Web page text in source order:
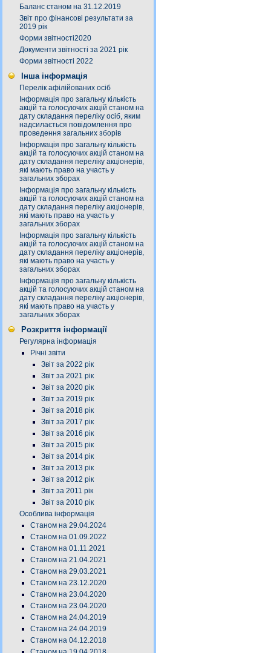
Баланс станом на 31.12.2019
Звіт про фінансові результати за
2019 рік
Форми звітності2020
Документи звітності за 2021 рік
Форми звітності 2022
Інша інформація
Перелік афілійованих осіб
Інформація про загальну кількість
акцій та голосуючих акцій станом на
дату складання переліку осіб, яким
надсилається повідомлення про
проведення загальних зборів
Інформація про загальну кількість
акцій та голосуючих акцій станом на
дату складання переліку акціонерів,
які мають право на участь у
загальних зборах
Інформація про загальну кількість
акцій та голосуючих акцій станом на
дату складання переліку акціонерів,
які мають право на участь у
загальних зборах
Інформація про загальну кількість
акцій та голосуючих акцій станом на
дату складання переліку акціонерів,
які мають право на участь у
загальних зборах
Інформація про загальну кількість
акцій та голосуючих акцій станом на
дату складання переліку акціонерів,
які мають право на участь у
загальних зборах
Розкриття інформації
Регулярна інформація
Річні звіти
Звіт за 2022 рік
Звіт за 2021 рік
Звіт за 2020 рік
Звіт за 2019 рік
Звіт за 2018 рік
Звіт за 2017 рік
Звіт за 2016 рік
Звіт за 2015 рік
Звіт за 2014 рік
Звіт за 2013 рік
Звіт за 2012 рік
Звіт за 2011 рік
Звіт за 2010 рік
Особлива інформація
Станом на 29.04.2024
Станом на 01.09.2022
Станом на 01.11.2021
Станом на 21.04.2021
Станом на 29.03.2021
Станом на 23.12.2020
Станом на 23.04.2020
Станом на 23.04.2020
Станом на 24.04.2019
Станом на 24.04.2019
Станом на 04.12.2018